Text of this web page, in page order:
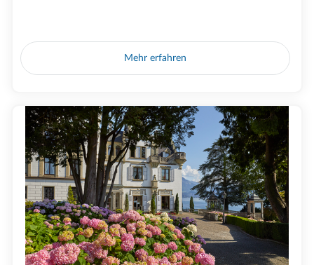
Mehr erfahren